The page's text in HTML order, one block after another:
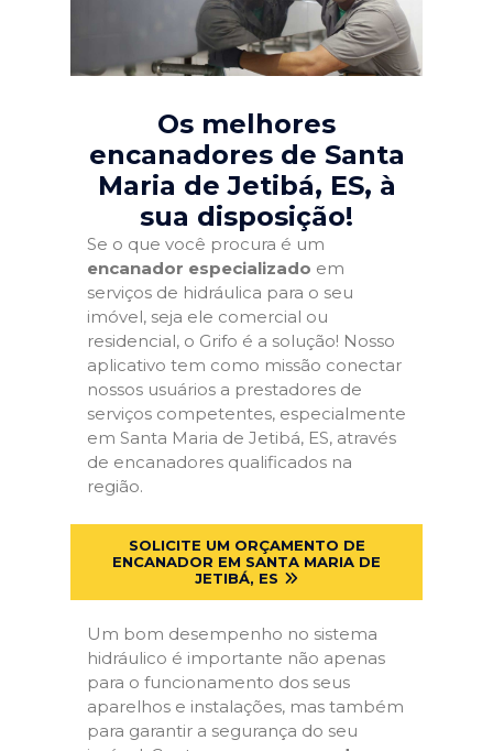
Os melhores
encanadores de Santa
Maria de Jetibá, ES, à
sua disposição!
Se o que você procura é um
encanador especializado em
serviços de hidráulica para o seu
imóvel, seja ele comercial ou
residencial, o Grifo é a solução! Nosso
aplicativo tem como missão conectar
nossos usuários a prestadores de
serviços competentes, especialmente
em Santa Maria de Jetibá, ES, através
de encanadores qualificados na
região.
SOLICITE UM ORÇAMENTO DE
ENCANADOR EM SANTA MARIA DE
JETIBÁ, ES
Um bom desempenho no sistema
hidráulico é importante não apenas
para o funcionamento dos seus
aparelhos e instalações, mas também
para garantir a segurança do seu